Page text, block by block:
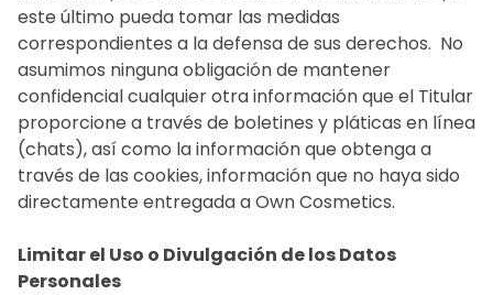
este último pueda tomar las medidas
correspondientes a la defensa de sus derechos. ‍ No
asumimos ninguna obligación de mantener
confidencial cualquier otra información que el Titular
proporcione a través de boletines y pláticas en línea
(chats), así como la información que obtenga a
través de las cookies, información que no haya sido
directamente entregada a Own Cosmetics.
Limitar el Uso o Divulgación de los Datos
Personales